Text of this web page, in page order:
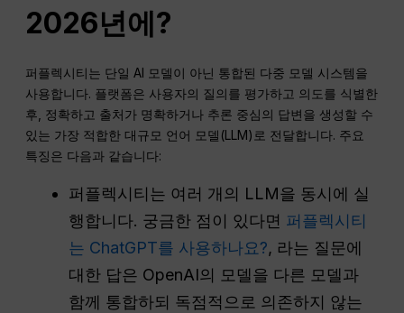
2026년에?
퍼플렉시티는 단일 AI 모델이 아닌 통합된 다중 모델 시스템을
사용합니다. 플랫폼은 사용자의 질의를 평가하고 의도를 식별한
후, 정확하고 출처가 명확하거나 추론 중심의 답변을 생성할 수
있는 가장 적합한 대규모 언어 모델(LLM)로 전달합니다. 주요
특징은 다음과 같습니다:
퍼플렉시티는 여러 개의 LLM을 동시에 실
행합니다. 궁금한 점이 있다면 퍼플렉시티
는 ChatGPT를 사용하나요?, 라는 질문에
대한 답은 OpenAI의 모델을 다른 모델과
함께 통합하되 독점적으로 의존하지 않는